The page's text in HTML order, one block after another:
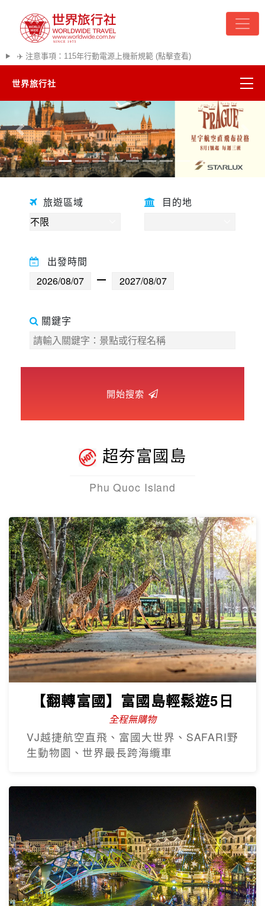
✈️ 注意事項：115年行動電源上機新規範 (點擊查看)
世界旅行社
精彩越南
熱門韓國
超夯日本
世界臻旅
歐洲之旅
往前 往後
旅遊區域 目的地
出發時間
關鍵字
開始搜索
超夯富國島
Phu Quoc Island
【翻轉富國】富國島輕鬆遊5日
全程無購物
VJ越捷航空直飛、富國大世界、SAFARI野
生動物園、世界最長跨海纜車